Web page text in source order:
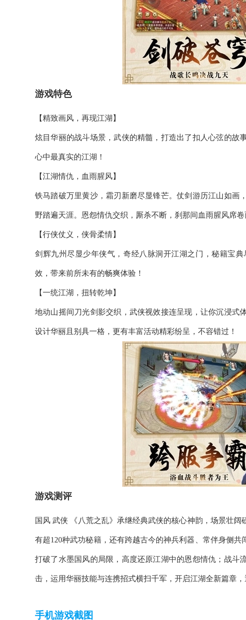
游戏特色
【精致画风，再现江湖】
炫目华丽的战斗场景，武侠的精髓，打造出了扣人心弦的故
心中最真实的江湖！
【江湖情仇，血雨腥风】
铁马踏破万里黄沙，霜刃新磨尽显锋芒。仗剑游历江山如画
野踏遍天涯。恩怨情仇交织，厮杀不断，刹那间血雨腥风席卷
【行侠仗义，侠骨柔情】
剑辉九州尽显少年侠气，奇经八脉洞开江湖之门，秘籍宝
效，带来前所未有的畅爽体验！
【一统江湖，扭转乾坤】
地动山摇间刀光剑影交织，武侠视效接连呈现，让你沉浸式
设计华丽且别具一格，更有丰富活动精彩纷呈，不容错过！
游戏测评
国风 武侠 《八荒之乱》承继经典武侠的核心神韵，场景壮
有超120种武功秘籍，还有跨越古今的神兵利器、常伴身侧
打破了水墨国风的局限，高度还原江湖中的恩怨情仇；战斗
击，运用华丽技能与连携招式横扫千军，开启江湖全新篇章，
手机游戏截图